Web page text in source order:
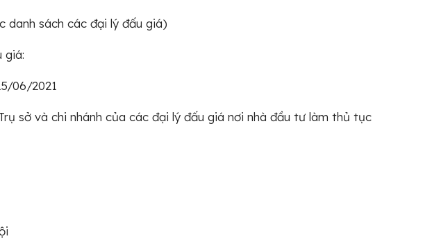
danh sách các đại lý đấu giá)
giá:
06/2021
sở và chi nhánh của các đại lý đấu giá nơi nhà đầu tư làm thủ tục